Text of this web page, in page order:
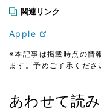
関連リンク
Apple
※本記事は掲載時点の情
ます。予めご了承くださ
あわせて読